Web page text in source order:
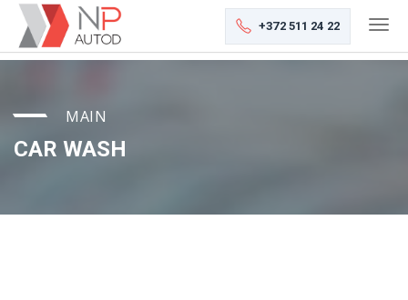
+372 511 24 22
MAIN
CAR WASH